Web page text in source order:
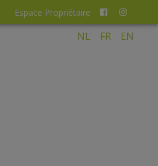
Espace Propriétaire
NL FR EN